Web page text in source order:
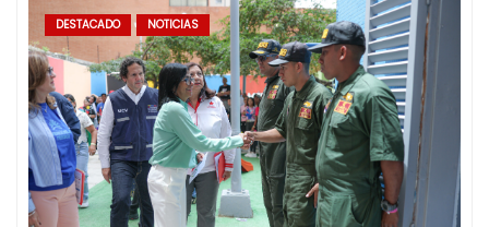
DESTACADO NOTICIAS